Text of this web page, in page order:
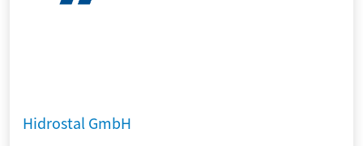
Hidrostal GmbH